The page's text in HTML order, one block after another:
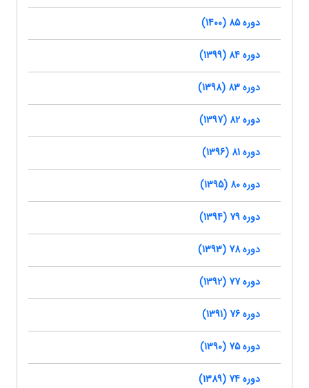
دوره 85 (1400)
دوره 84 (1399)
دوره 83 (1398)
دوره 82 (1397)
دوره 81 (1396)
دوره 80 (1395)
دوره 79 (1394)
دوره 78 (1393)
دوره 77 (1392)
دوره 76 (1391)
دوره 75 (1390)
دوره 74 (1389)